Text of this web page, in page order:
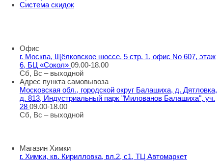
Система скидок
Офис
г. Москва, Щёлковское шоссе, 5 стр. 1, офис No 607, этаж
6, БЦ «Сокол» 09.00-18.00
Сб, Вс – выходной
Адрес пункта самовывоза
Московская обл., городской округ Балашиха, д. Дятловка,
д. 813, Индустриальный парк "Милованов Балашиха", уч.
28 09.00-18.00
Сб, Вс – выходной
Магазин Химки
г. Химки, кв. Кирилловка, вл.2, с1, ТЦ Автомаркет